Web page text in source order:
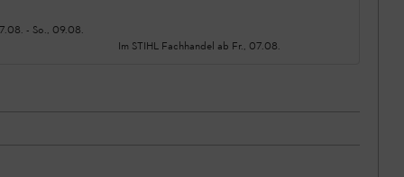
- So., 09.08.
Im STIHL Fachhandel ab Fr., 07.08.